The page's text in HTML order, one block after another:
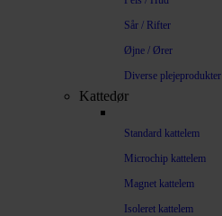
Sår / Rifter
Øjne / Ører
Diverse plejeprodukter
Kattedør
Standard kattelem
Microchip kattelem
Magnet kattelem
Isoleret kattelem